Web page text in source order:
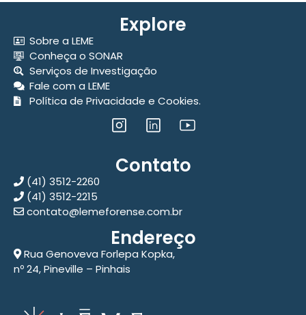
Explore
Sobre a LEME
Conheça o SONAR
Serviços de Investigação
Fale com a LEME
Política de Privacidade e Cookies.
Contato
(41) 3512-2260
(41) 3512-2215
contato@lemeforense.com.br
Endereço
Rua Genoveva Forlepa Kopka,
nº 24, Pineville – Pinhais